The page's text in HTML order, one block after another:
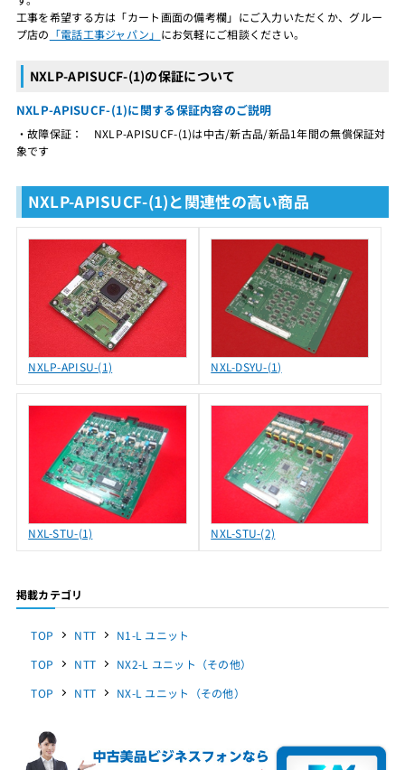
工事を希望する方は「カート画面の備考欄」にご入力いただくか、グルー
プ店の 「電話工事ジャパン」 にお気軽にご相談ください。
NXLP-APISUCF-(1)の保証について
NXLP-APISUCF-(1)に関する保証内容のご説明
・故障保証： NXLP-APISUCF-(1)は中古/新古品/新品1年間の無償保証対
象です
NXLP-APISUCF-(1)と関連性の高い商品
NXLP-APISU-(1) NXL-DSYU-(1)
NXL-STU-(1) NXL-STU-(2)
掲載カテゴリ
TOP NTT
N1-L ユニット
TOP
NTT
NX2-L ユニット（その他）
TOP
NTT NX-L ユニット（その他）